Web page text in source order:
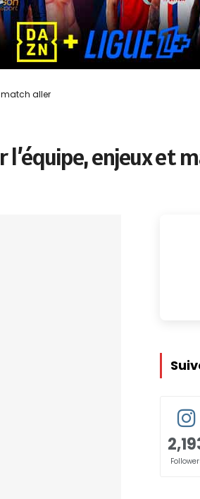
match aller
l’équipe, enjeux et